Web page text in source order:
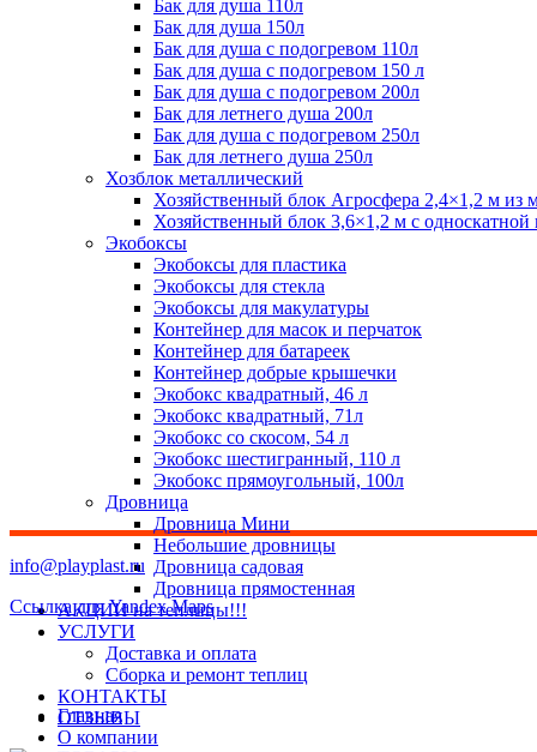
Бак для душа 110л
Бак для душа 150л
Бак для душа с подогревом 110л
Бак для душа с подогревом 150 л
Бак для душа с подогревом 200л
Бак для летнего душа 200л
Бак для душа с подогревом 250л
Бак для летнего душа 250л
Хозблок металлический
Хозяйственный блок Агросфера 2,4×1,2 м из
Хозяйственный блок 3,6×1,2 м с
Экобоксы
Экобоксы для пластика
Экобоксы для стекла
Экобоксы для макулатуры
Контейнер для масок и перчаток
Контейнер для батареек
Контейнер добрые крышечки
Экобокс квадратный, 46 л
Экобокс квадратный, 71л
Экобокс со скосом, 54 л
Экобокс шестигранный, 110 л
Экобокс прямоугольный, 100л
Дровница
Дровница Мини
Небольшие дровницы
Дровница садовая
Дровница прямостенная
АКЦИИ на теплицы!!!
УСЛУГИ
Доставка и оплата
Сборка и ремонт теплиц
КОНТАКТЫ
ОТЗЫВЫ
info@playplast.ru
Ссылка для Yandex Maps
Главная
О компании